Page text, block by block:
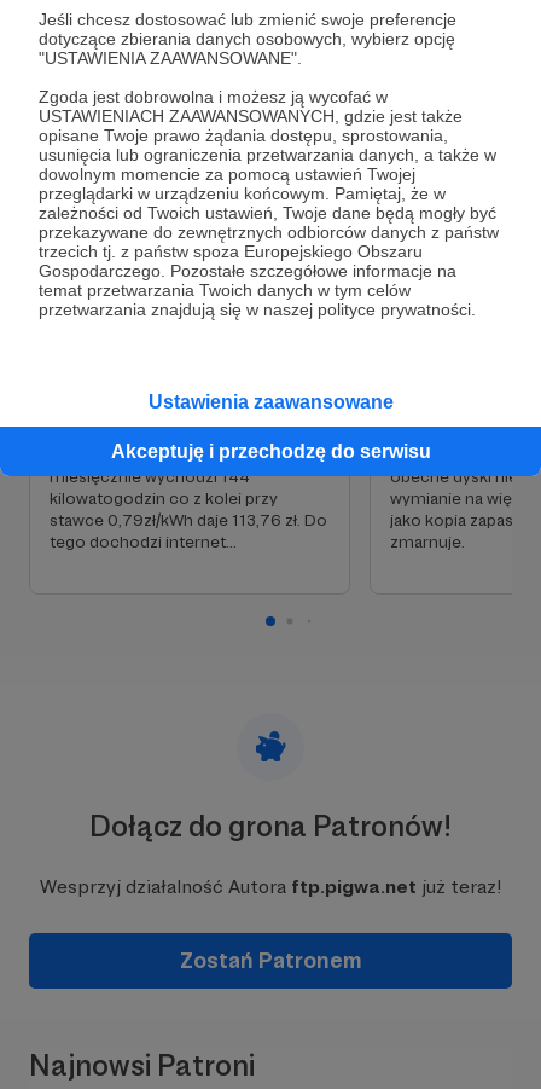
Jeśli chcesz dostosować lub zmienić swoje preferencje
dotyczące zbierania danych osobowych, wybierz opcję
"USTAWIENIA ZAAWANSOWANE".
Zgoda jest dobrowolna i możesz ją wycofać w
USTAWIENIACH ZAAWANSOWANYCH, gdzie jest także
opisane Twoje prawo żądania dostępu, sprostowania,
usunięcia lub ograniczenia przetwarzania danych, a także w
dowolnym momencie za pomocą ustawień Twojej
przeglądarki w urządzeniu końcowym. Pamiętaj, że w
zależności od Twoich ustawień, Twoje dane będą mogły być
przekazywane do zewnętrznych odbiorców danych z państw
trzecich tj. z państw spoza Europejskiego Obszaru
Gospodarczego. Pozostałe szczegółowe informacje na
temat przetwarzania Twoich danych w tym celów
przetwarzania znajdują się w naszej polityce prywatności.
Ustawienia zaawansowane
Akceptuję i przechodzę do serwisu
Coupe. Gromadzimy także tworczość i strony
wielu muzyków związanych ze starymi
Każdego roku jest wiele imprez, wykładów, paneli,
które chcielibyśmy zarchiwizować...
Kilkukrotnie skrzykiwaliście się za pomocą
różnych forów a także działaliście indywidualnie i
przekazywaliście kasę na działalność serwera.
Bardzo Wam za to dziękujemy.
Dlaczego Patronite? Ponieważ pojawiało się
coraz więcej pytań i sugestii by taką
chętni) na bieżącą działalność i na rozwój. Jeśli
kasy starczy to będziemy ją dzielić na obsługę
serwera (robimy to często kosztem pracy,
nieprzespanych nocy czy w opozycji do udanego
życia rodzinnego).
milionie plików. Z Twoją pomocą będziemy tą
Rozwiń opis
Cele
Opłaty bieżące
150 zł
miesięcznie
65 zł
brakuje
prądu... Nasz ciągnie około 200W co
daje dziennie prawie 5
kilowatogodzin! Prosta matematyka i
miesięcznie wychodzi 144
kilowatogodzin co z kolei przy
stawce 0,79zł/kWh daje 113,76 zł. Do
tego dochodzi internet...
Wymiana dysków
200 zł
miesięcznie
grzeszą. Przy
zapotrzebowaniu
kolejnych kontach
obecne dyski nie
wymianie na
jako kopia
zmarnuje.
Dołącz do grona Patronów!
Wesprzyj działalność Autora ftp.pigwa.net już teraz!
Zostań Patronem
Najnowsi Patroni